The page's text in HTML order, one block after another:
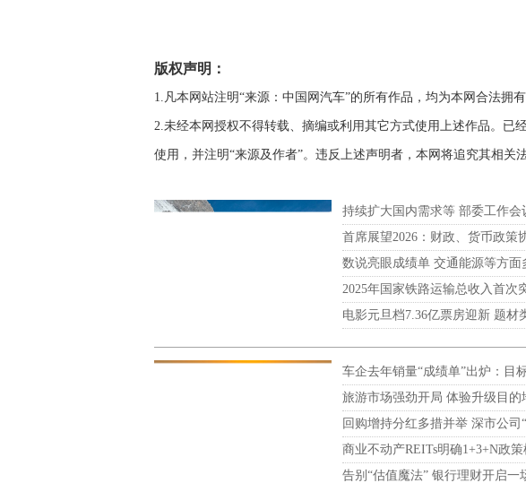
版权声明：
1.凡本网站注明“来源：中国网汽车”的所有作品，均为本网合法拥
2.未经本网授权不得转载、摘编或利用其它方式使用上述作品。已
使用，并注明“来源及作者”。违反上述声明者，本网将追究其相关
持续扩大国内需求等 部委工作会
首席展望2026：财政、货币政策
数说亮眼成绩单 交通能源等方面
2025年国家铁路运输总收入首次
电影元旦档7.36亿票房迎新 题材
车企去年销量“成绩单”出炉：目
旅游市场强劲开局 体验升级目
回购增持分红多措并举 深市公司
商业不动产REITs明确1+3+N政
告别“估值魔法” 银行理财开启一